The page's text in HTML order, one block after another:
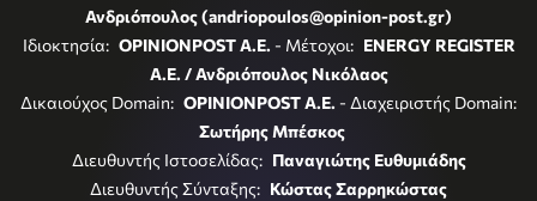
Ανδριόπουλος (andriopoulos@opinion-post.gr)
Ιδιοκτησία: OPINIONPOST A.E. - Μέτοχοι: ENERGY REGISTER
Α.Ε. / Ανδριόπουλος Νικόλαος
Δικαιούχος Domain: OPINIONPOST A.E. - Διαχειριστής Domain:
Σωτήρης Μπέσκος
Διευθυντής Ιστοσελίδας: Παναγιώτης Ευθυμιάδης
Διευθυντής Σύνταξης: Κώστας Σαρρηκώστας